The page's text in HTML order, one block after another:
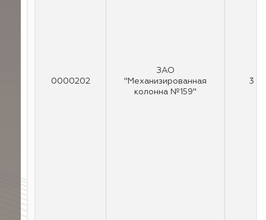
0000202
ЗАО
"Механизированная
колонна №159"
3